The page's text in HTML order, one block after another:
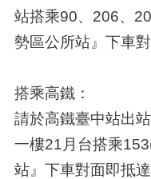
站搭乘90、206、
勢區公所站』下車對
搭乘高鐵：
請於高鐵臺中站出
一樓21月台搭乘
站』下車對面即抵達